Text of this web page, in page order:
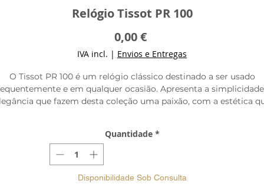
Relógio Tissot PR 100
0,00 €Preço
IVA incl. | Envios e Entregas
O Tissot PR 100 é um relógio clássico destinado a ser usado
e em qualquer ocasião. Apresenta a
que fazem desta coleção uma paixão, com a estética
Quantidade *
Disponibilidade Sob Consulta